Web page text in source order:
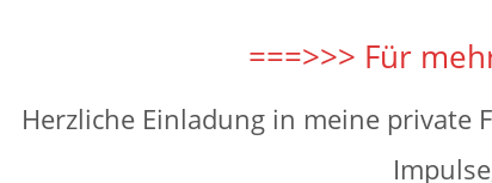
===>>> Für
Herzliche Einladung in meine private